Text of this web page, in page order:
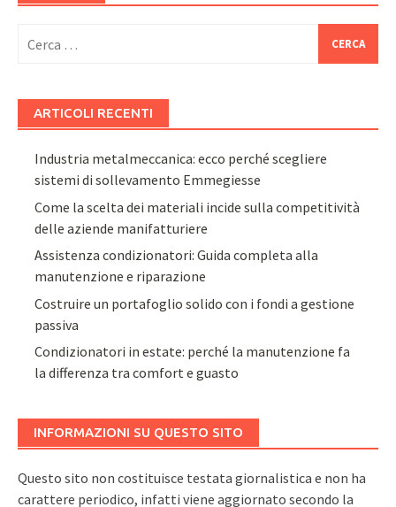
per:
ARTICOLI RECENTI
Industria metalmeccanica: ecco perché scegliere
sistemi di sollevamento Emmegiesse
Come la scelta dei materiali incide sulla competitività
delle aziende manifatturiere
Assistenza condizionatori: Guida completa alla
manutenzione e riparazione
Costruire un portafoglio solido con i fondi a gestione
passiva
Condizionatori in estate: perché la manutenzione fa
la differenza tra comfort e guasto
INFORMAZIONI SU QUESTO SITO
Questo sito non costituisce testata giornalistica e non ha
carattere periodico, infatti viene aggiornato secondo la